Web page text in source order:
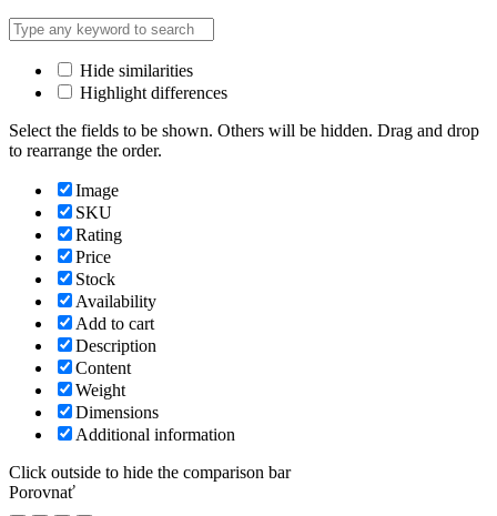
Hide similarities
Highlight differences
Select the fields to be shown. Others will be hidden. Drag and drop
to rearrange the order.
Image
SKU
Rating
Price
Stock
Availability
Add to cart
Description
Content
Weight
Dimensions
Additional information
Click outside to hide the comparison bar
Porovnať